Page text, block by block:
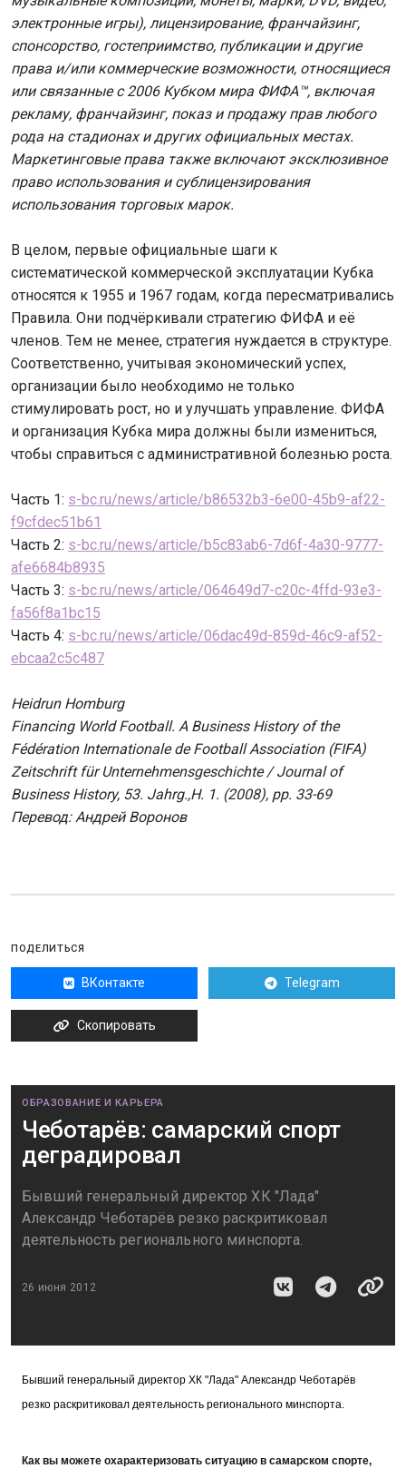
электронные игры), лицензирование, франчайзинг,
спонсорство, гостеприимство, публикации и другие
права и/или коммерческие возможности, относящиеся
или связанные с 2006 Кубком мира ФИФА™, включая
рекламу, франчайзинг, показ и продажу прав любого
рода на стадионах и других официальных местах.
Маркетинговые права также включают эксклюзивное
право использования и сублицензирования
использования торговых марок.
В целом, первые официальные шаги к
систематической коммерческой эксплуатации Кубка
относятся к 1955 и 1967 годам, когда пересматривались
Правила. Они подчёркивали стратегию ФИФА и её
членов. Тем не менее, стратегия нуждается в структуре.
Соответственно, учитывая экономический успех,
организации было необходимо не только
стимулировать рост, но и улучшать управление. ФИФА
и организация Кубка мира должны были измениться,
чтобы справиться с административной болезнью роста.
Часть 1: s-bc.ru/news/article/b86532b3-6e00-45b9-af22-
f9cfdec51b61
Часть 2: s-bc.ru/news/article/b5c83ab6-7d6f-4a30-9777-
afe6684b8935
Часть 3: s-bc.ru/news/article/064649d7-c20c-4ffd-93e3-
fa56f8a1bc15
Часть 4: s-bc.ru/news/article/06dac49d-859d-46c9-af52-
ebcaa2c5c487
Heidrun Homburg
Financing World Football. A Business History of the
Fédération Internationale de Football Association (FIFA)
Zeitschrift für Unternehmensgeschichte / Journal of
Business History, 53. Jahrg.,H. 1. (2008), pp. 33-69
Перевод: Андрей Воронов
ПОДЕЛИТЬСЯ
ВКонтакте Telegram
Скопировать
ОБРАЗОВАНИЕ И КАРЬЕРА
Чеботарёв: самарский спорт
деградировал
Бывший генеральный директор ХК "Лада"
Александр Чеботарёв резко раскритиковал
деятельность регионального минспорта.
26 июня 2012
Бывший генеральный директор ХК "Лада" Александр Чеботарёв
резко раскритиковал деятельность регионального минспорта.
Как вы можете охарактеризовать ситуацию в самарском спорте,